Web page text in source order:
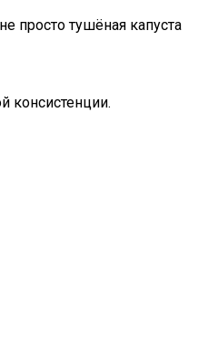
просто тушёная капуста
консистенции.